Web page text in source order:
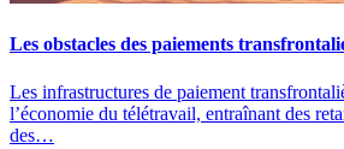
Les obstacles des paiements
Les infrastructures de paiement
l’économie du télétravail, entraînant des
des…